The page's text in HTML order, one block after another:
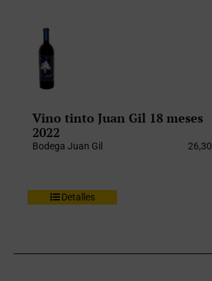
Vino tinto Juan Gil 18 meses
2022
Bodega Juan Gil 26,30
Detalles